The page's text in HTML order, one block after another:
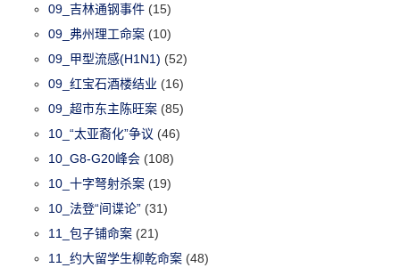
09_吉林通钢事件 (15)
09_弗州理工命案 (10)
09_甲型流感(H1N1) (52)
09_红宝石酒楼结业 (16)
09_超市东主陈旺案 (85)
10_“太亚裔化”争议 (46)
10_G8-G20峰会 (108)
10_十字弩射杀案 (19)
10_法登“间谍论” (31)
11_包子铺命案 (21)
11_约大留学生柳乾命案 (48)